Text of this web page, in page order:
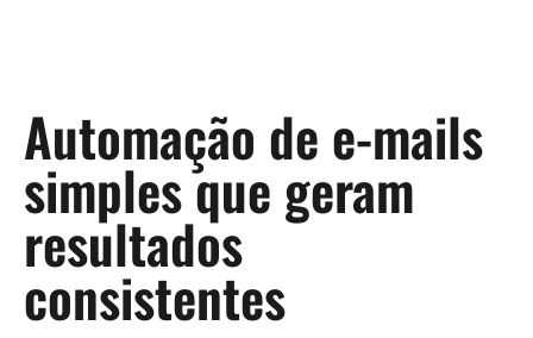
Automação de e-mails
simples que geram
resultados
consistentes